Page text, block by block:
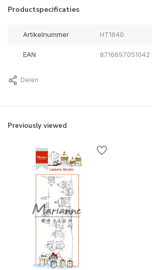
Productspecificaties
Artikelnummer HT1640
EAN 8716697051042
Delen
Previously viewed